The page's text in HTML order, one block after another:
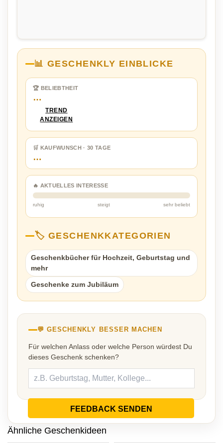
📊 GESCHENKLY EINBLICKE
🏆 BELIEBTHEIT
…
TREND
ANZEIGEN
🛒 KAUFWUNSCH · 30 TAGE
…
🔥 AKTUELLES INTERESSE
ruhig steigt sehr beliebt
🏷️ GESCHENKKATEGORIEN
Geschenkbücher für Hochzeit, Geburtstag und
mehr
Geschenke zum Jubiläum
💬 GESCHENKLY BESSER MACHEN
Für welchen Anlass oder welche Person würdest Du
dieses Geschenk schenken?
FEEDBACK SENDEN
Ähnliche Geschenkideen